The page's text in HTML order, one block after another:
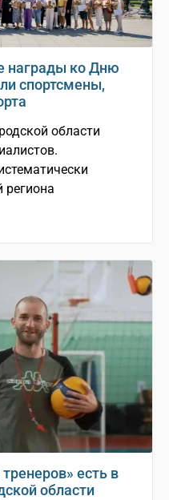
награды ко Дню
спортсмены,
области
региона
есть в
области